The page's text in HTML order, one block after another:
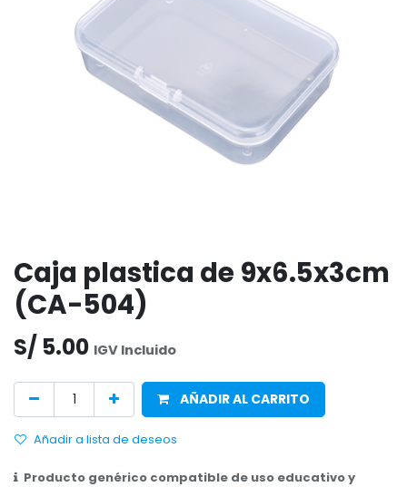
Caja plastica de 9x6.5x3cm
(CA-504)
S/ 5.00 IGV Incluido
AÑADIR AL CARRITO
Añadir a lista de deseos
Producto genérico compatible de uso educativo y